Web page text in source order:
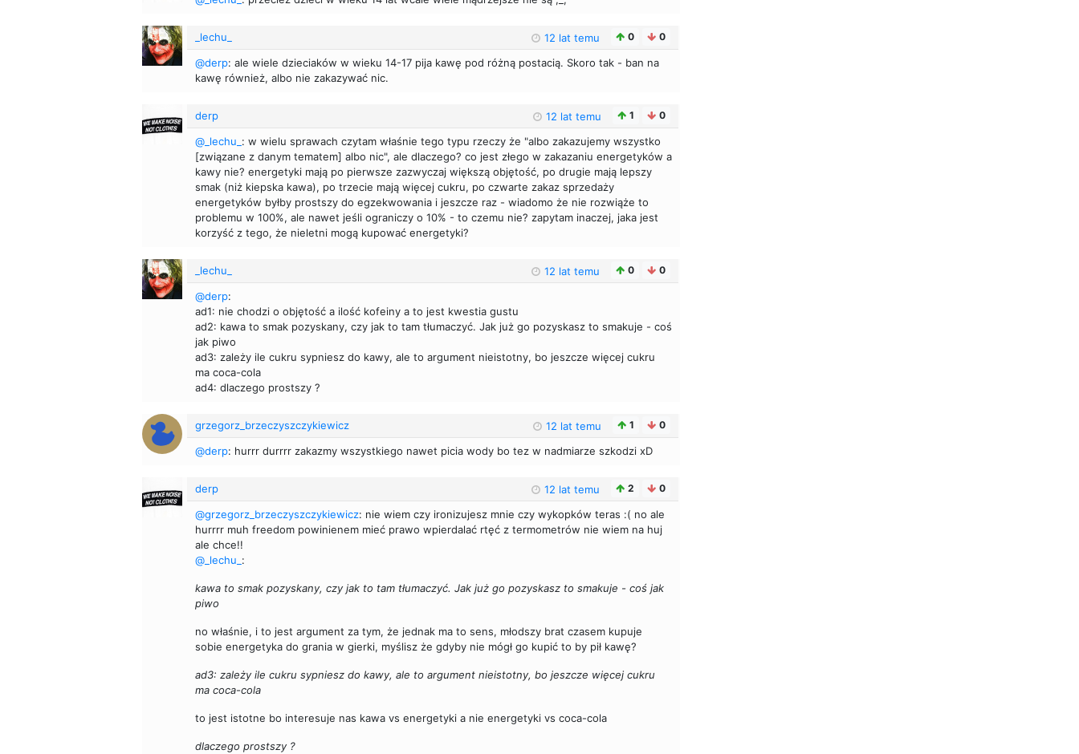
_lechu_ 12 lat temu 0 0
@derp: ale wiele dzieciaków w wieku 14-17 pija kawę pod różną postacią. Skoro tak - ban na
kawę również, albo nie zakazywać nic.
derp 12 lat temu 1 0
@_lechu_ : w wielu sprawach czytam właśnie tego typu rzeczy że "albo zakazujemy wszystko
[związane z danym tematem] albo nic", ale dlaczego? co jest złego w zakazaniu energetyków a
kawy nie? energetyki mają po pierwsze zazwyczaj większą objętość, po drugie mają lepszy
smak (niż kiepska kawa), po trzecie mają więcej cukru, po czwarte zakaz sprzedaży
energetyków byłby prostszy do egzekwowania i jeszcze raz - wiadomo że nie rozwiąże to
problemu w 100%, ale nawet jeśli ograniczy o 10% - to czemu nie? zapytam inaczej, jaka jest
korzyść z tego, że nieletni mogą kupować energetyki?
_lechu_ 12 lat temu 0 0
@derp:
ad1: nie chodzi o objętość a ilość kofeiny a to jest kwestia gustu
ad2: kawa to smak pozyskany, czy jak to tam tłumaczyć. Jak już go pozyskasz to smakuje - coś
jak piwo
ad3: zależy ile cukru sypniesz do kawy, ale to argument nieistotny, bo jeszcze więcej cukru
ma coca-cola
ad4: dlaczego prostszy ?
grzegorz_brzeczyszczykiewicz 12 lat temu 1 0
@derp: hurrr durrrr zakazmy wszystkiego nawet picia wody bo tez w nadmiarze szkodzi xD
derp 12 lat temu 2 0
@grzegorz_brzeczyszczykiewicz: nie wiem czy ironizujesz mnie czy wykopków teras :( no ale
hurrrr muh freedom powinienem mieć prawo wpierdalać rtęć z termometrów nie wiem na huj
ale chce!!
@_lechu_ :
kawa to smak pozyskany, czy jak to tam tłumaczyć. Jak już go pozyskasz to smakuje - coś jak
piwo
no właśnie, i to jest argument za tym, że jednak ma to sens, młodszy brat czasem kupuje
sobie energetyka do grania w gierki, myślisz że gdyby nie mógł go kupić to by pił kawę?
ad3: zależy ile cukru sypniesz do kawy, ale to argument nieistotny, bo jeszcze więcej cukru
ma coca-cola
to jest istotne bo interesuje nas kawa vs energetyki a nie energetyki vs coca-cola
dlaczego prostszy ?